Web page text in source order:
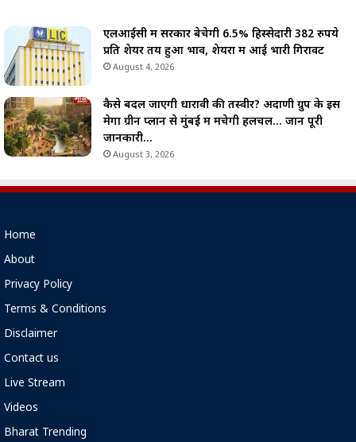
एलआईसी में सरकार बेचेगी 6.5% हिस्सेदारी 382 रुपये
प्रति शेयर तय हुआ भाव, शेयरों में आई भारी गिरावट
August 4, 2026
कैसे बदल जाएगी धारावी की तस्वीर? अदाणी ग्रुप के इस
मेगा ग्रीन प्लान से मुंबई में मचेगी हलचल… जानें पूरी
जानकारी…
August 3, 2026
Home
About
Privacy Policy
Terms & Conditions
Disclaimer
Contact us
Live Stream
Videos
Bharat Trending